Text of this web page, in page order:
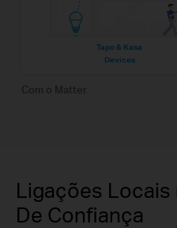
Tapo & Kasa
Devices
Com o Matter
Ligações Locais
De Confiança